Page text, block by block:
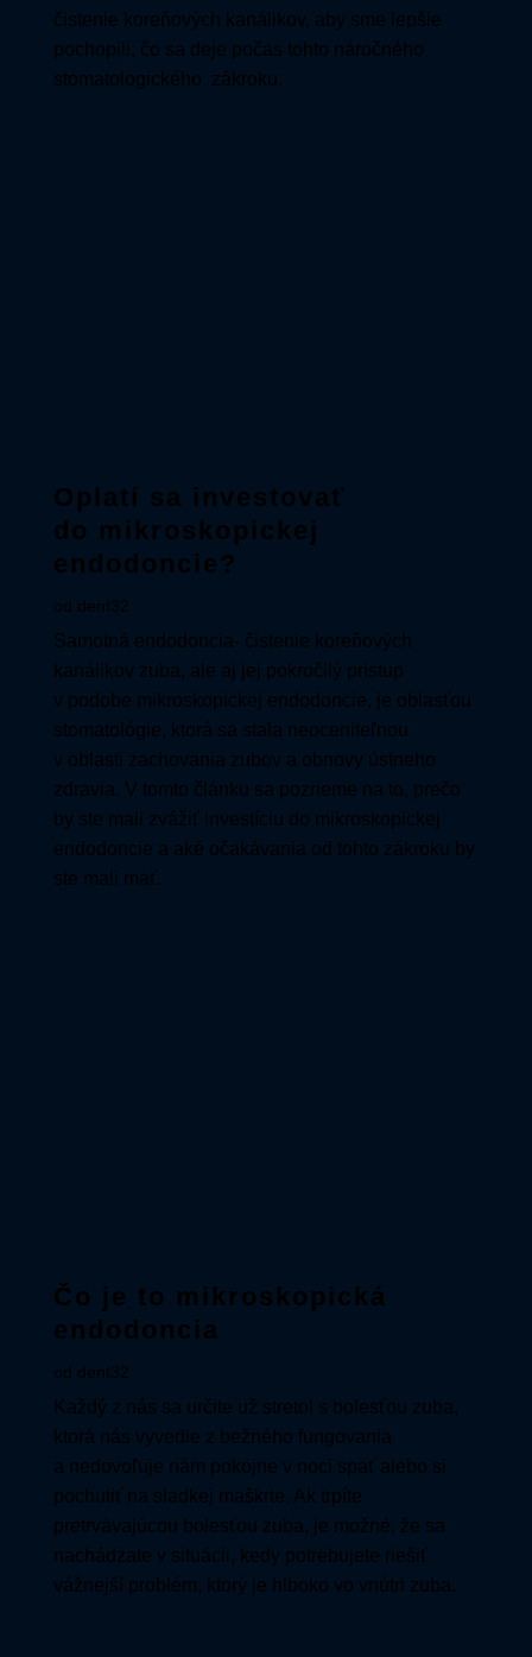
čistenie koreňových kanálikov, aby sme lepšie
pochopili, čo sa deje počas tohto náročného
stomatologického zákroku.
Oplatí sa investovať
do mikroskopickej
endodoncie?
od dent32
Samotná endodoncia- čistenie koreňových
kanálikov zuba, ale aj jej pokročilý prístup
v podobe mikroskopickej endodoncie, je oblasťou
stomatológie, ktorá sa stala neoceniteľnou
v oblasti zachovania zubov a obnovy ústneho
zdravia. V tomto článku sa pozrieme na to, prečo
by ste mali zvážiť investíciu do mikroskopickej
endodoncie a aké očakávania od tohto zákroku by
ste mali mať.
Čo je to mikroskopická
endodoncia
od dent32
Každý z nás sa určite už stretol s bolesťou zuba,
ktorá nás vyvedie z bežného fungovania
a nedovoľuje nám pokojne v noci spať alebo si
pochutiť na sladkej maškrte. Ak trpíte
pretrvávajúcou bolesťou zuba, je možné, že sa
nachádzate v situácii, kedy potrebujete riešiť
vážnejší problém, ktorý je hlboko vo vnútri zuba.